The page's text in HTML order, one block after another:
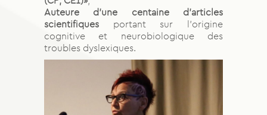
Auteure d’une centaine d’articles
scientifiques portant sur l’origine
cognitive et neurobiologique des
troubles dyslexiques.